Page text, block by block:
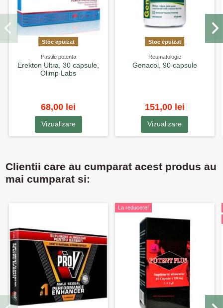
Stoc epuizat
Pastile potenta
Erekton Ultra, 30 capsule,
Olimp Labs
68,00 lei
Vizualizare
Stoc epuizat
Reumatologie
Genacol, 90 capsule
151,00 lei
Vizualizare
Clientii care au cumparat acest produs au
mai cumparat si:
La reducere!